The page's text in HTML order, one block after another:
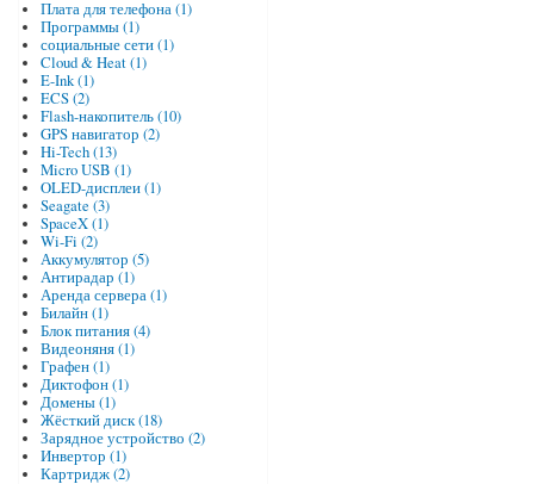
Плата для телефона (1)
Программы (1)
социальные сети (1)
Cloud & Heat (1)
E-Ink (1)
ECS (2)
Flash-накопитель (10)
GPS навигатор (2)
Hi-Tech (13)
Micro USB (1)
OLED-дисплеи (1)
Seagate (3)
SpaceX (1)
Wi-Fi (2)
Аккумулятор (5)
Антирадар (1)
Аренда сервера (1)
Билайн (1)
Блок питания (4)
Видеоняня (1)
Графен (1)
Диктофон (1)
Домены (1)
Жёсткий диск (18)
Зарядное устройство (2)
Инвертор (1)
Картридж (2)